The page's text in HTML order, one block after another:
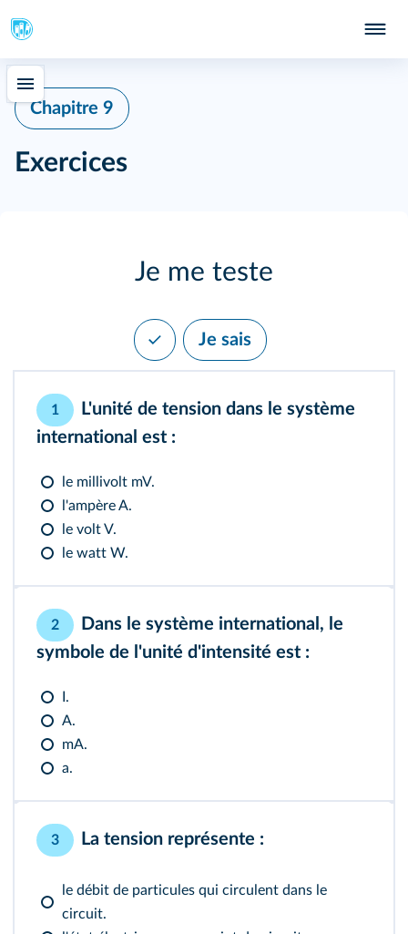
Chapitre 9
Exercices
Je me teste
Je sais
1
L'unité de tension dans le système
international est :
le millivolt mV.
l'ampère A.
le volt V.
le watt W.
2
Dans le système international, le
symbole de l'unité d'intensité est :
I.
A.
mA.
a.
3 La tension représente :
le débit de particules qui circulent dans le
circuit.